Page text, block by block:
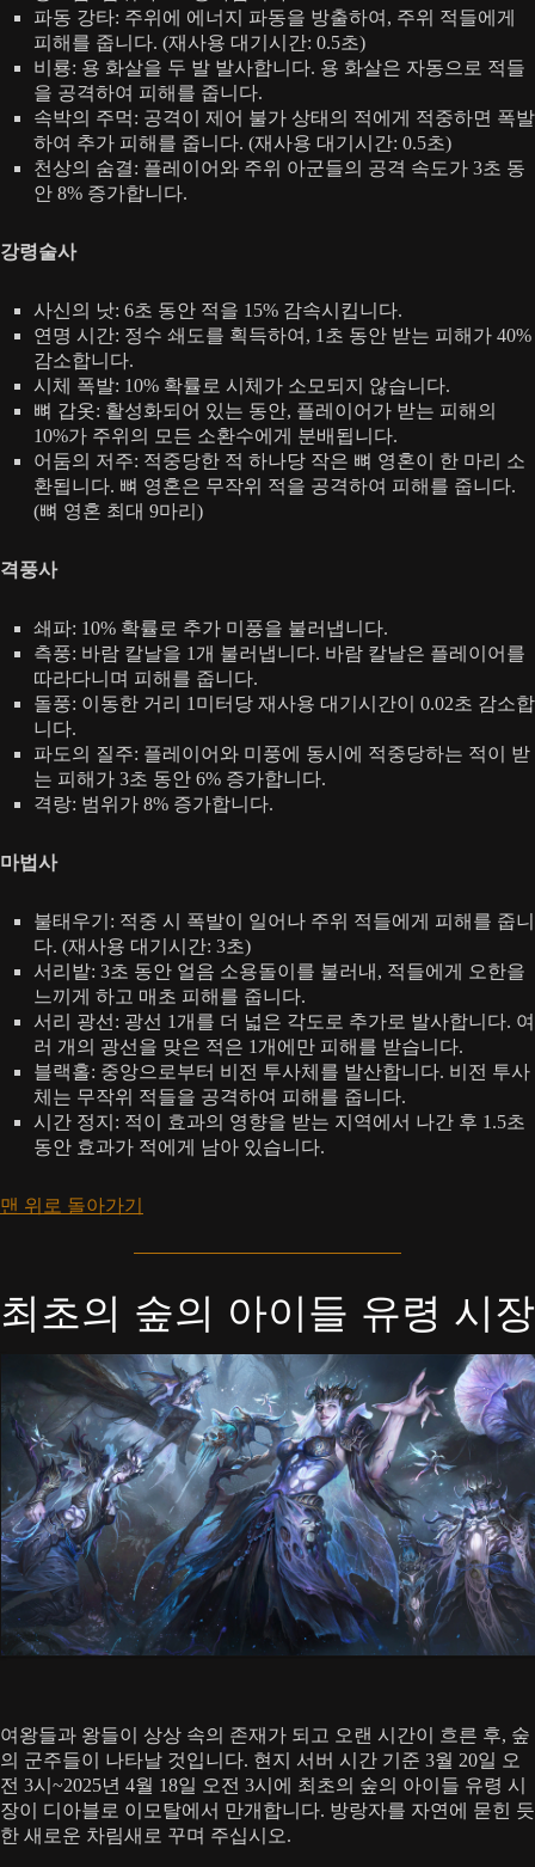
파동 강타: 주위에 에너지 파동을 방출하여, 주위 적들에게
피해를 줍니다. (재사용 대기시간: 0.5초)
비룡: 용 화살을 두 발 발사합니다. 용 화살은 자동으로 적들
을 공격하여 피해를 줍니다.
속박의 주먹: 공격이 제어 불가 상태의 적에게 적중하면 폭발
하여 추가 피해를 줍니다. (재사용 대기시간: 0.5초)
천상의 숨결: 플레이어와 주위 아군들의 공격 속도가 3초 동
안 8% 증가합니다.
강령술사
사신의 낫: 6초 동안 적을 15% 감속시킵니다.
연명 시간: 정수 쇄도를 획득하여, 1초 동안 받는 피해가 40%
감소합니다.
시체 폭발: 10% 확률로 시체가 소모되지 않습니다.
뼈 갑옷: 활성화되어 있는 동안, 플레이어가 받는 피해의
10%가 주위의 모든 소환수에게 분배됩니다.
어둠의 저주: 적중당한 적 하나당 작은 뼈 영혼이 한 마리 소
환됩니다. 뼈 영혼은 무작위 적을 공격하여 피해를 줍니다.
(뼈 영혼 최대 9마리)
격풍사
쇄파: 10% 확률로 추가 미풍을 불러냅니다.
측풍: 바람 칼날을 1개 불러냅니다. 바람 칼날은 플레이어를
따라다니며 피해를 줍니다.
돌풍: 이동한 거리 1미터당 재사용 대기시간이 0.02초 감소합
니다.
파도의 질주: 플레이어와 미풍에 동시에 적중당하는 적이 받
는 피해가 3초 동안 6% 증가합니다.
격랑: 범위가 8% 증가합니다.
마법사
불태우기: 적중 시 폭발이 일어나 주위 적들에게 피해를 줍니
다. (재사용 대기시간: 3초)
서리밭: 3초 동안 얼음 소용돌이를 불러내, 적들에게 오한을
느끼게 하고 매초 피해를 줍니다.
서리 광선: 광선 1개를 더 넓은 각도로 추가로 발사합니다. 여
러 개의 광선을 맞은 적은 1개에만 피해를 받습니다.
블랙홀: 중앙으로부터 비전 투사체를 발산합니다. 비전 투사
체는 무작위 적들을 공격하여 피해를 줍니다.
시간 정지: 적이 효과의 영향을 받는 지역에서 나간 후 1.5초
동안 효과가 적에게 남아 있습니다.
맨 위로 돌아가기
최초의 숲의 아이들 유령 시장
여왕들과 왕들이 상상 속의 존재가 되고 오랜 시간이 흐른 후, 숲
의 군주들이 나타날 것입니다. 현지 서버 시간 기준 3월 20일 오
전 3시~2025년 4월 18일 오전 3시에 최초의 숲의 아이들 유령 시
장이 디아블로 이모탈에서 만개합니다. 방랑자를 자연에 묻힌 듯
한 새로운 차림새로 꾸며 주십시오.